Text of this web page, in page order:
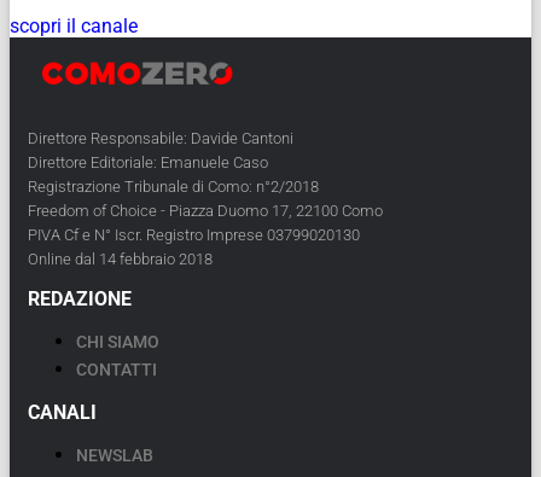
scopri il canale
Direttore Responsabile: Davide Cantoni
Direttore Editoriale: Emanuele Caso
Registrazione Tribunale di Como: n°2/2018
Freedom of Choice - Piazza Duomo 17, 22100 Como
PIVA Cf e N° Iscr. Registro Imprese 03799020130
Online dal 14 febbraio 2018
REDAZIONE
CHI SIAMO
CONTATTI
CANALI
NEWSLAB